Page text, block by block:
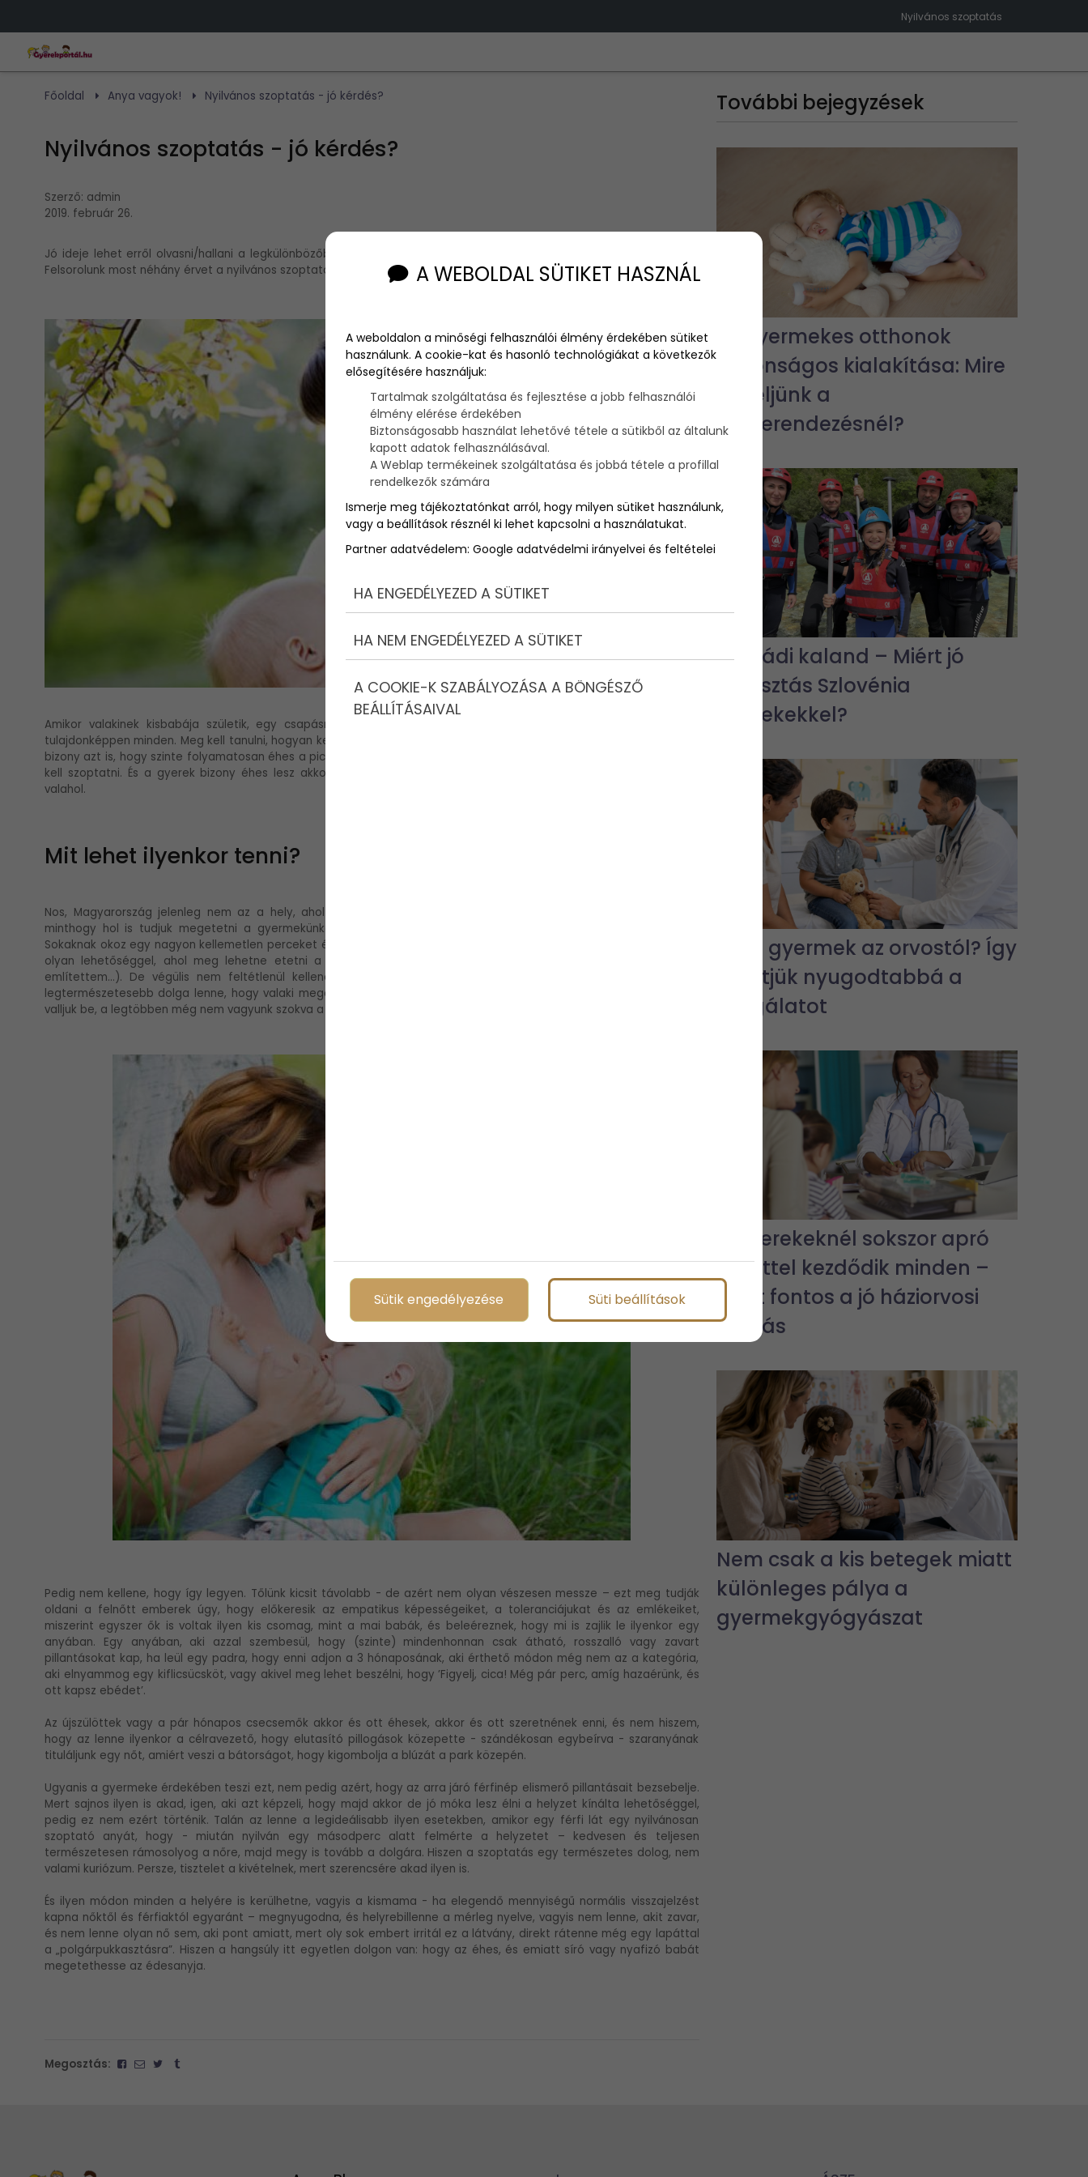
Nyilvános szoptatás
Főoldal Anya vagyok! Nyilvános szoptatás - jó kérdés?
Nyilvános szoptatás - jó kérdés?
Szerző: admin
2019. február 26.
Jó ideje lehet erről olvasni/hallani a legkülönbözőbb fórumokon, így hát lassan már örökzöldnek nevezhető a téma.
Felsorolunk most néhány érvet a nyilvános szoptatás mellett és ellen is.
Amikor valakinek kisbabája születik, egy csapásra megváltozik az élete. Mások lesznek a prioritások, más lesz
tulajdonképpen minden. Meg kell tanulni, hogyan kell bepelenkázni, hogy háromhetente kinövi az aktuális ruhatárát, és
bizony azt is, hogy szinte folyamatosan éhes a pici. Ez jelentheti azt, hogy tápszert kell készíteni neki, vagy hogy meg
kell szoptatni. És a gyerek bizony éhes lesz akkor is, ha éppen az autóban ülünk, kirándulunk, vagy várost nézünk
valahol.
Mit lehet ilyenkor tenni?
Nos, Magyarország jelenleg nem az a hely, ahol szuperül meg van oldva minden olyasmivel kapcsolatos kérdés,
minthogy hol is tudjuk megetetni a gyermekünket, ha még abban a korban van, hogy csak anyatejjel tápláljuk.
Sokaknak okoz egy nagyon kellemetlen perceket és komoly fejtörést, mivel bármerre is járunk, nem nagyon találkozni
olyan lehetőséggel, ahol meg lehetne etetni a gyereket ilyen módon (és akkor a pelenkázást még meg sem
említettem...). De végülis nem feltétlenül kellene, hogy ez gondot jelentsen, hiszen alapesetben a világ egyik
legtermészetesebb dolga lenne, hogy valaki megeteti a gyermekét – vagyis hogy jelen esetben megszoptatja. Ám
valljuk be, a legtöbben még nem vagyunk szokva a nyilvános szoptatás gondolatához, pláne nem a látványához.
Pedig nem kellene, hogy így legyen. Tőlünk kicsit távolabb - de azért nem olyan vészesen messze – ezt meg tudják
oldani a felnőtt emberek úgy, hogy előkeresik az empatikus képességeiket, a toleranciájukat és az emlékeiket,
miszerint egyszer ők is voltak ilyen kis csomag, mint a mai babák, és beleéreznek, hogy mi is zajlik le ilyenkor egy
anyában. Egy anyában, aki azzal szembesül, hogy (szinte) mindenhonnan csak átható, rosszalló vagy zavart
pillantásokat kap, ha leül egy padra, hogy enni adjon a 3 hónaposának, aki érthető módon még nem az a kategória,
aki elnyammog egy kiflicsücsköt, vagy akivel meg lehet beszélni, hogy ’Figyelj, cica! Még pár perc, amíg hazaérünk, és
ott kapsz ebédet’.
Az újszülöttek vagy a pár hónapos csecsemők akkor és ott éhesek, akkor és ott szeretnének enni, és nem hiszem,
hogy az lenne ilyenkor a célravezető, hogy elutasító pillogások közepette - szándékosan egybeírva - szaranyának
tituláljunk egy nőt, amiért veszi a bátorságot, hogy kigombolja a blúzát a park közepén.
Ugyanis a gyermeke érdekében teszi ezt, nem pedig azért, hogy az arra járó férfinép elismerő pillantásait bezsebelje.
Mert sajnos ilyen is akad, igen, aki azt képzeli, hogy majd akkor de jó móka lesz élni a helyzet kínálta lehetőséggel,
pedig ez nem ezért történik. Talán az lenne a legideálisabb ilyen esetekben, amikor egy férfi lát egy nyilvánosan
szoptató anyát, hogy - miután nyilván egy másodperc alatt felmérte a helyzetet – kedvesen és teljesen
természetesen rámosolyog a nőre, majd megy is tovább a dolgára. Hiszen a szoptatás egy természetes dolog, nem
valami kuriózum. Persze, tisztelet a kivételnek, mert szerencsére akad ilyen is.
És ilyen módon minden a helyére is kerülhetne, vagyis a kismama - ha elegendő mennyiségű normális visszajelzést
kapna nőktől és férfiaktól egyaránt – megnyugodna, és helyrebillenne a mérleg nyelve, vagyis nem lenne, akit zavar,
és nem lenne olyan nő sem, aki pont amiatt, mert oly sok embert irritál ez a látvány, direkt rátenne még egy lapáttal
a „polgárpukkasztásra”. Hiszen a hangsúly itt egyetlen dolgon van: hogy az éhes, és emiatt síró vagy nyafizó babát
megetethesse az édesanyja.
Megosztás:
További bejegyzések
Kisgyermekes otthonok
biztonságos kialakítása: Mire
figyeljünk a
lakberendezésnél?
Családi kaland – Miért jó
választás Szlovénia
gyerekekkel?
Fél a gyermek az orvostól? Így
tehetjük nyugodtabbá a
vizsgálatot
A gyerekeknél sokszor apró
tünettel kezdődik minden –
ezért fontos a jó háziorvosi
ellátás
Nem csak a kis betegek miatt
különleges pálya a
gyermekgyógyászat
A WEBOLDAL SÜTIKET HASZNÁL
A weboldalon a minőségi felhasználói élmény érdekében sütiket
használunk. A cookie-kat és hasonló technológiákat a következők
elősegítésére használjuk:
Tartalmak szolgáltatása és fejlesztése a jobb felhasználói
élmény elérése érdekében
Biztonságosabb használat lehetővé tétele a sütikből az általunk
kapott adatok felhasználásával.
A Weblap termékeinek szolgáltatása és jobbá tétele a profillal
rendelkezők számára
Ismerje meg tájékoztatónkat arról, hogy milyen sütiket használunk,
vagy a beállítások résznél ki lehet kapcsolni a használatukat.
Partner adatvédelem: Google adatvédelmi irányelvei és feltételei
HA ENGEDÉLYEZED A SÜTIKET
HA NEM ENGEDÉLYEZED A SÜTIKET
A COOKIE-K SZABÁLYOZÁSA A BÖNGÉSZŐ
BEÁLLÍTÁSAIVAL
Sütik engedélyezése Süti beállítások